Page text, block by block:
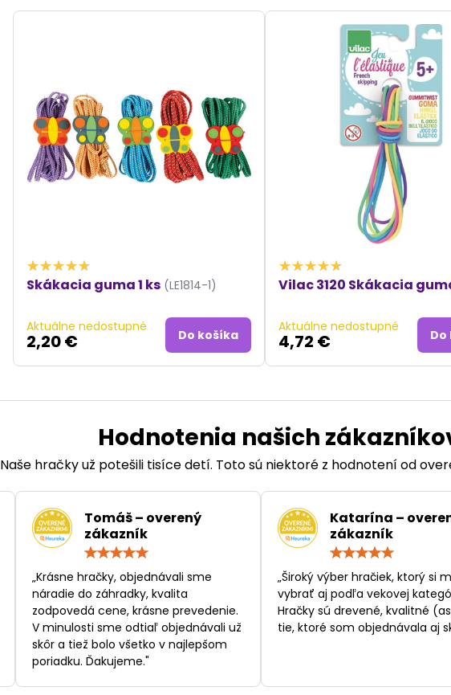
Skákacia guma 1 ks (LE1814-1)
Aktuálne nedostupné
2,20 € Do košíka
Vilac 3120 Skákacia
Aktuálne nedostupné
4,72 €
Hodnotenia našich
Naše hračky už potešili tisíce detí. Toto sú niektoré z hodnotení od
Tomáš – overený
zákazník
/
„Krásne hračky, objednávali sme
náradie do záhradky, kvalita
zodpovedá cene, krásne prevedenie.
V minulosti sme odtiaľ objednávali už
skôr a tiež bolo všetko v najlepšom
poriadku. Ďakujeme."
Katarína –
zákazník
/
5
„Široký výber hračiek, ktorý si
vybrať aj podľa vekovej
Hračky sú drevené, kvalitné
tie, ktoré som objednávala aj